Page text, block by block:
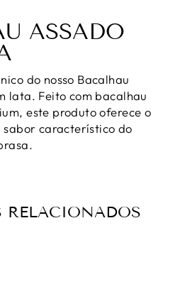
ASSADO
do nosso Bacalhau
lata. Feito com bacalhau
este produto oferece o
sabor característico do
RELACIONADOS